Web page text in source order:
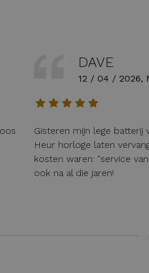
DAVE
12 / 04 / 2026,
Gisteren mijn lege batterij
Heur horloge laten
kosten waren: "service
ook na al die jaren!